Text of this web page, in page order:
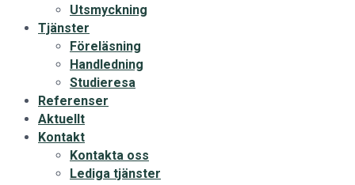
Utsmyckning
Tjänster
Föreläsning
Handledning
Studieresa
Referenser
Aktuellt
Kontakt
Kontakta oss
Lediga tjänster